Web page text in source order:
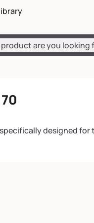
designed for
en début de page